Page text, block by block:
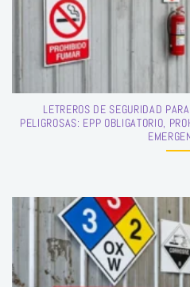
LETREROS DE SEGURIDAD
PELIGROSAS: EPP OBLIGATORIO,